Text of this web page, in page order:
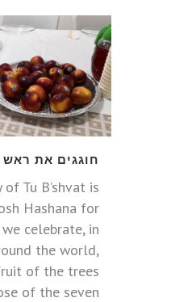
חוגגים את
Tu B’shvat is
Hashana for
we celebrate, in
the world,
of the trees
of the seven